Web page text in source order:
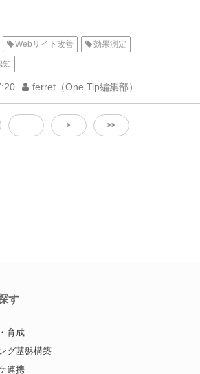
Webサイト改善 効果測定
知
ferret（One Tip編集部）
> >>
す
育成
グ基盤構築
連携